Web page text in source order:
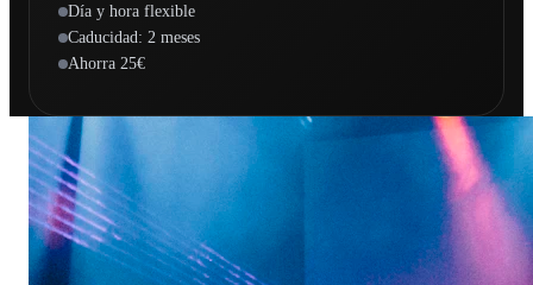
Día y hora flexible
Caducidad: 2 meses
Ahorra 25€